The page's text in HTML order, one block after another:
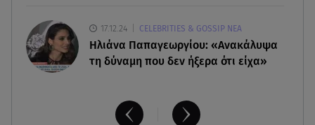
17.12.24 CELEBRITIES & GOSSIP ΝΕΑ
Ηλιάνα Παπαγεωργίου: «Ανακάλυψα
τη δύναμη που δεν ήξερα ότι είχα»